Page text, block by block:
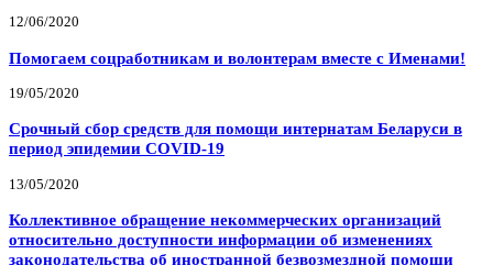
12/06/2020
Помогаем соцработникам и волонтерам вместе с Именами!
19/05/2020
Срочный сбор средств для помощи интернатам Беларуси в
период эпидемии COVID-19
13/05/2020
Коллективное обращение некоммерческих организаций
относительно доступности информации об изменениях
законодательства об иностранной безвозмездной помощи